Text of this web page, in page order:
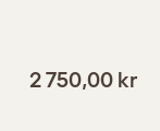
2 750,00 kr